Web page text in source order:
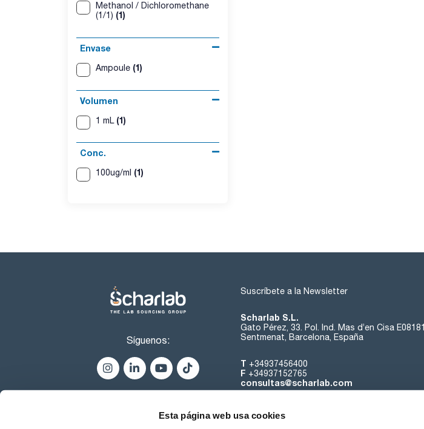
Esta página web usa cookies
Methanol / Dichloromethane
(1/1) (1)
Envase
Ampoule (1)
Volumen
1 mL (1)
Conc.
100ug/ml (1)
Síguenos:
Suscríbete a la Newsletter
Scharlab S.L.
Gato Pérez, 33. Pol. Ind. Mas d’en Cisa E08181
Sentmenat, Barcelona, España
T +34937456400
F +34937152765
consultas@scharlab.com